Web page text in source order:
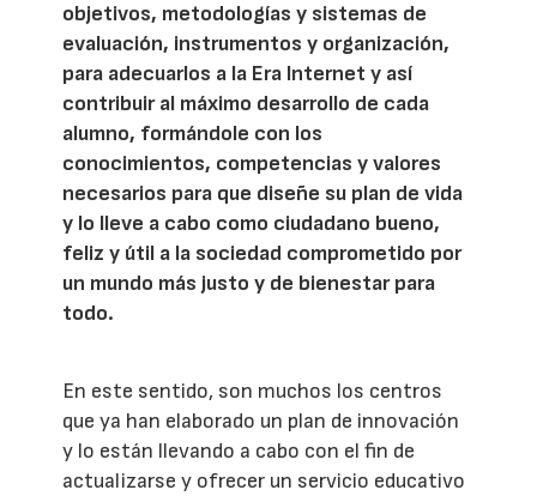
objetivos, metodologías y sistemas de
evaluación, instrumentos y organización,
para adecuarlos a la Era Internet y así
contribuir al máximo desarrollo de cada
alumno, formándole con los
conocimientos, competencias y valores
necesarios para que diseñe su plan de vida
y lo lleve a cabo como ciudadano bueno,
feliz y útil a la sociedad comprometido por
un mundo más justo y de bienestar para
todo.
En este sentido, son muchos los centros
que ya han elaborado un plan de innovación
y lo están llevando a cabo con el fin de
actualizarse y ofrecer un servicio educativo